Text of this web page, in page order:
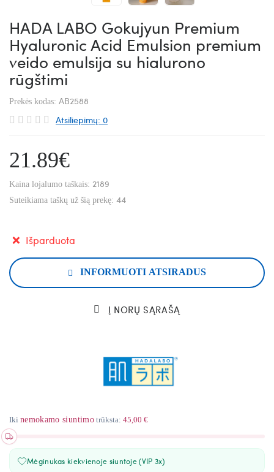
HADA LABO Gokujyun Premium
Hyaluronic Acid Emulsion premium
veido emulsija su hialurono
rūgštimi
Prekės kodas: AB2588
Atsiliepimų: 0
21.89€
Kaina lojalumo taškais: 2189
Suteikiama taškų už šią prekę: 44
Išparduota
INFORMUOTI ATSIRADUS
Į NORŲ SĄRAŠĄ
Iki nemokamo siuntimotrūksta: 45,00 €
Mėginukas kiekvienoje siuntoje (VIP 3x)